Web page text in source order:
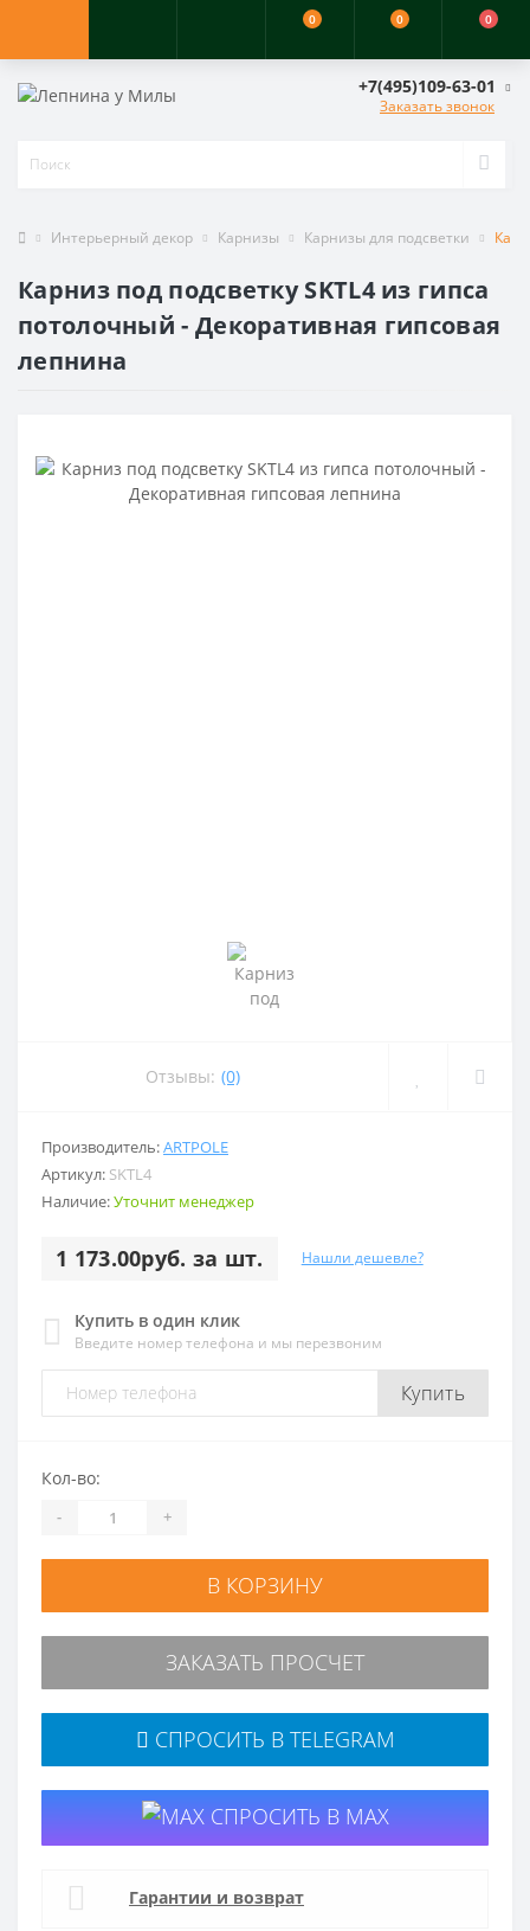
0 0 0
+7(495)109-63-01
Заказать звонок
Интерьерный декор Карнизы Карнизы для подсветки
Карниз под подсветку SKTL4 из гипса
потолочный - Декоративная гипсовая
лепнина
Отзывы: (0)
Производитель:ARTPOLE
Артикул: SKTL4
Наличие:Уточнит менеджер
1 173.00руб. за шт. Нашли дешевле?
Купить в один клик
Введите номер телефона и мы перезвоним
Купить
Кол-во:
- +
В КОРЗИНУ
ЗАКАЗАТЬ ПРОСЧЕТ
СПРОСИТЬ В TELEGRAM
СПРОСИТЬ В MAX
Гарантии и возврат